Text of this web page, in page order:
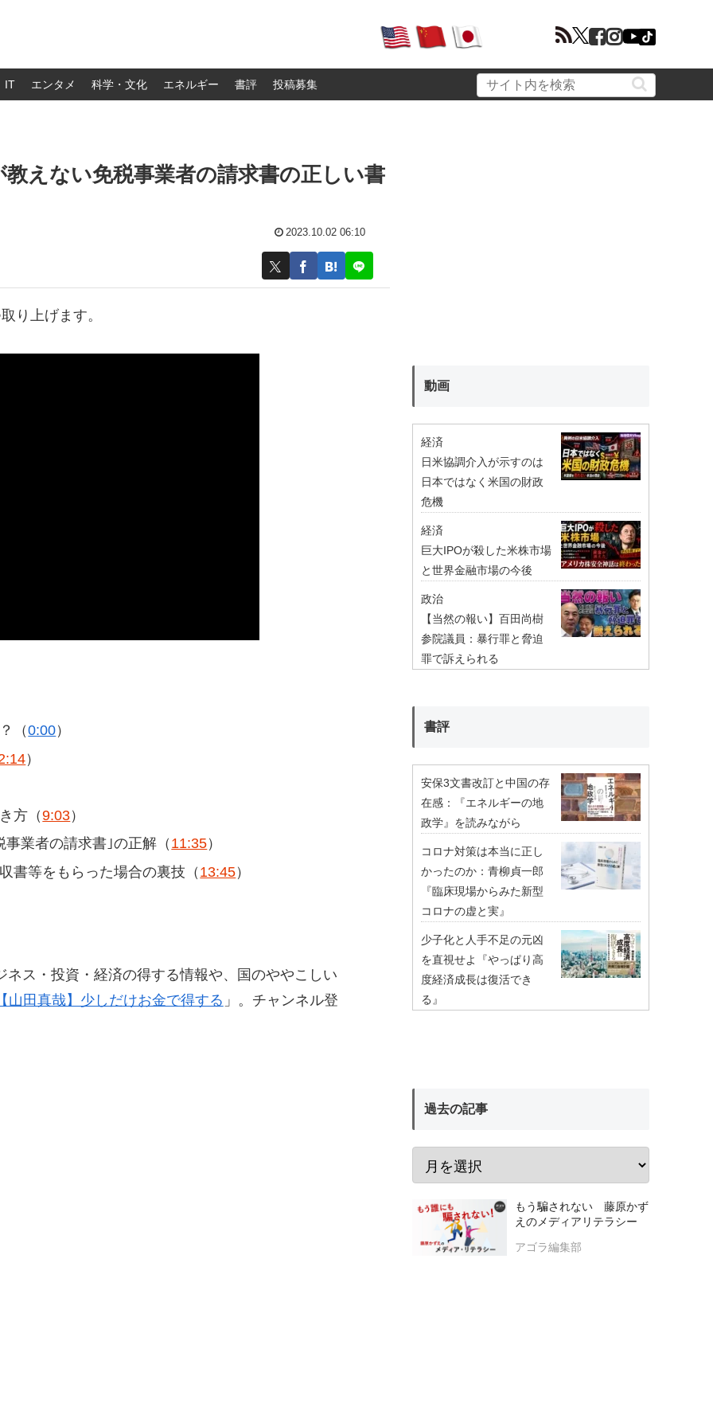
IT エンタメ 科学・文化 エネルギー 書評 投稿募集
えない免税事業者の請求書の正しい書
2023.10.02 06:10
り上げます。
（0:00）
）
方（9:03）
業者の請求書｣の正解（ 11:35）
書等をもらった場合の裏技（ 13:45）
ス・投資・経済の得する情報や、国のややこしい
山田真哉】少しだけお金で得する 」。チャンネル登
動画
経済
日米協調介入が示すのは
日本ではなく米国の財政
危機
経済
巨大IPOが殺した米株市場
と世界金融市場の今後
政治
【当然の報い】百田尚樹
参院議員：暴行罪と脅迫
罪で訴えられる
書評
安保3文書改訂と中国の存
在感：『エネルギーの地
政学』を読みながら
コロナ対策は本当に正し
かったのか：青柳貞一郎
『臨床現場からみた新型
コロナの虚と実』
少子化と人手不足の元凶
を直視せよ『やっぱり高
度経済成長は復活でき
る』
過去の記事
もう騙されない 藤原かず
えのメディアリテラシー
アゴラ編集部